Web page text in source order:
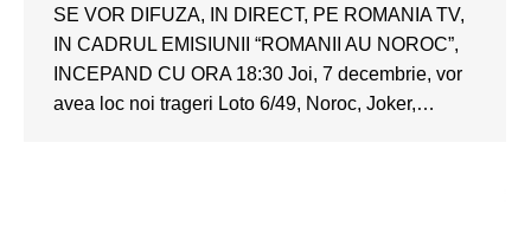
SE VOR DIFUZA, IN DIRECT, PE ROMANIA TV,
IN CADRUL EMISIUNII “ROMANII AU NOROC”,
INCEPAND CU ORA 18:30 Joi, 7 decembrie, vor
avea loc noi trageri Loto 6/49, Noroc, Joker,…